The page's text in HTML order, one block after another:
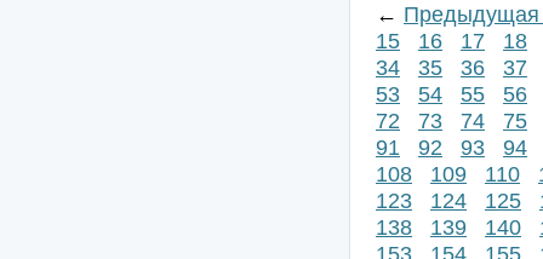
← Предыдущая
15
16 17
18
34
35 36
37
53
54 55
56
72
73 74
75
91
92 93
94
108
109 110
123
124 125
138
139 140
153
154 155